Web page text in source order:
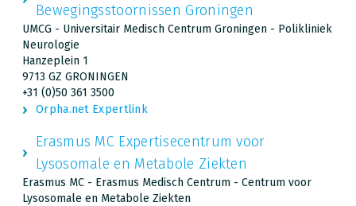
Bewegingsstoornissen Groningen
UMCG - Universitair Medisch Centrum Groningen - Polikliniek
Neurologie
Hanzeplein 1
9713 GZ GRONINGEN
+31 (0)50 361 3500
Orpha.net Expertlink
Erasmus MC Expertisecentrum voor
Lysosomale en Metabole Ziekten
Erasmus MC - Erasmus Medisch Centrum - Centrum voor
Lysosomale en Metabole Ziekten